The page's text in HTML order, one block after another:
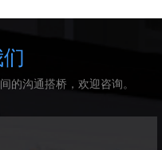
的沟通搭桥，欢迎咨询。